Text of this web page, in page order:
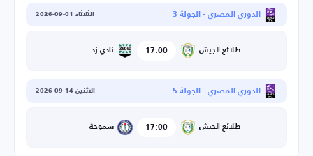
الدوري المصري - الجولة 3 الثلاثاء 01-09-2026
طلائع الجيش 17:00 نادي زد
الدوري المصري - الجولة 5 الاثنين 14-09-2026
طلائع الجيش 17:00 سموحة